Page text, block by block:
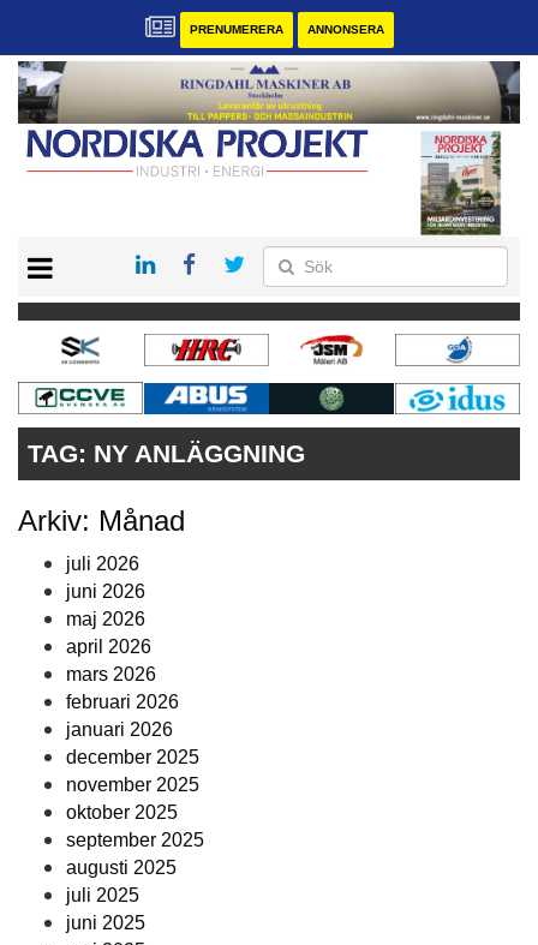
PRENUMERERA ANNONSERA
KONTAKT
VÅRA ANDRA MAGASIN
PRENUMERERA
ANNONSERA
TAG: NY ANLÄGGNING
Arkiv: Månad
juli 2026
juni 2026
maj 2026
april 2026
mars 2026
februari 2026
januari 2026
december 2025
november 2025
oktober 2025
september 2025
augusti 2025
juli 2025
juni 2025